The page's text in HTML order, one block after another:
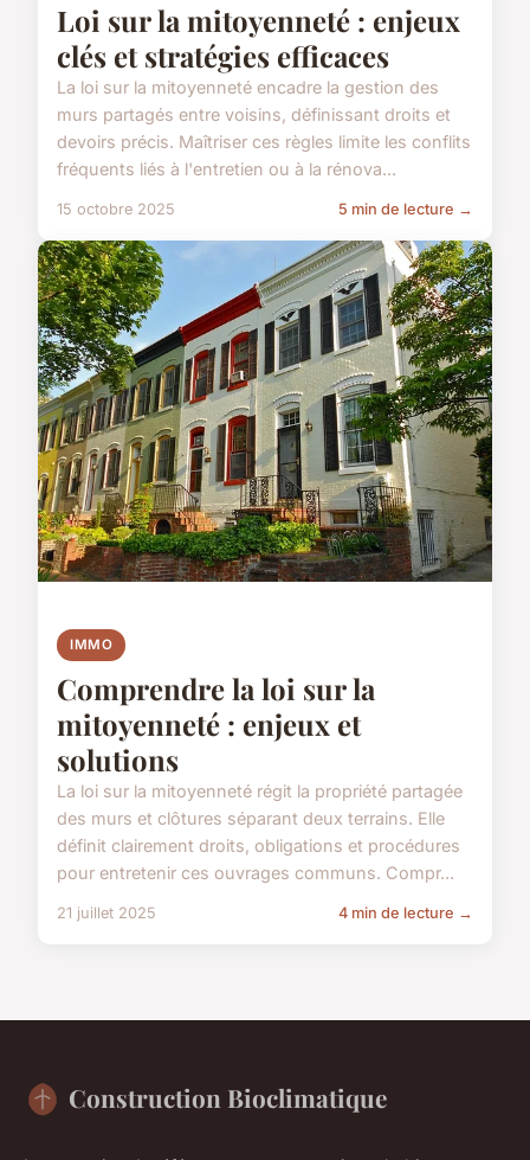
Loi sur la mitoyenneté : enjeux
clés et stratégies efficaces
La loi sur la mitoyenneté encadre la gestion des
murs partagés entre voisins, définissant droits et
devoirs précis. Maîtriser ces règles limite les conflits
fréquents liés à l'entretien ou à la rénova...
15 octobre 2025 5 min de lecture →
IMMO
Comprendre la loi sur la
mitoyenneté : enjeux et
solutions
La loi sur la mitoyenneté régit la propriété partagée
des murs et clôtures séparant deux terrains. Elle
définit clairement droits, obligations et procédures
pour entretenir ces ouvrages communs. Compr...
21 juillet 2025 4 min de lecture →
Construction Bioclimatique